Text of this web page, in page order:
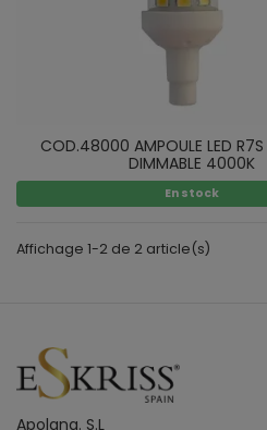
COD.48000 AMPOULE LED
DIMMABLE 4000K
En stock
Affichage 1-2 de 2 article(s)
Apolana. S.L